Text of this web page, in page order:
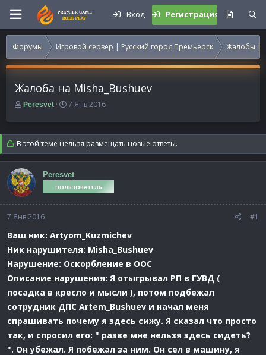
Вход Регистрация
Форумы Игровой сервер | Русский город Премьерск Жалобы |
Жалоба на Misha_Bushuev
А
т
о
р
т
е
м
ы
Peresvet
Д
т
а
н
а
а
л
7 Янв 2016
В этой теме нельзя размещать новые ответы.
Peresvet
ПОЛЬЗОВАТЕЛЬ
7 Янв 2016 #1
Ваш ник: Artyom_Kuzmichev
Ник нарушителя: Misha_Bushuev
Нарушение: Оскорбление в ООС
Описание нарушения: Я отыгрывал РП в ГУВД (
посадка в кресло и мысли ), потом подбежал
сотрудник ДПС Artem_Bushuev и начал меня
спрашивать почему я здесь сижу. Я сказал что просто
так, и спросил его: " разве мне нельзя здесь сидеть?
". Он убежал. Я побежал за ним. Он сел в машину, я